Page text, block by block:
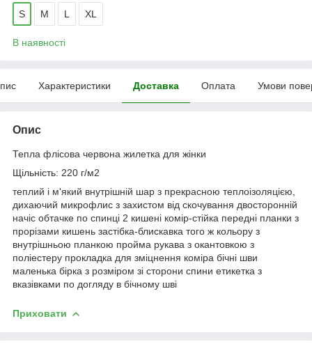
S М L XL
В наявності
Характеристики Доставка Оплата Умови
Опис
Тепла флісова червона жилетка для жінки
Щільність: 220 г/м2
теплий і м'який внутрішній шар з прекрасною теплоізоляцією,
дихаючий микрофлис з захистом від скочування двосторонній
начіс обтачке по спинці 2 кишені комір-стійка передні планки з
прорізами кишень застібка-блискавка того ж кольору з
внутрішньою планкою пройма рукава з окантовкою з
поліестеру прокладка для зміцнення коміра бічні шви
маленька бірка з розміром зі сторони спини етикетка з
вказівками по догляду в бічному шві
Приховати